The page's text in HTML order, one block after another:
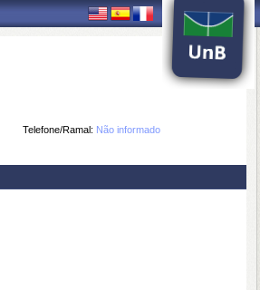
Telefone/Ramal: Não informado